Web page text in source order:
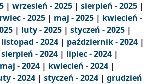
| wrzesień - 2025 | sierpień - 2025 |
- 2025 | maj - 2025 | kwiecień -
| luty - 2025 | styczeń - 2025 |
listopad - 2024 | październik - 2024 |
sierpień - 2024 | lipiec - 2024 |
maj - 2024 | kwiecień - 2024 |
- 2024 | styczeń - 2024 | grudzień